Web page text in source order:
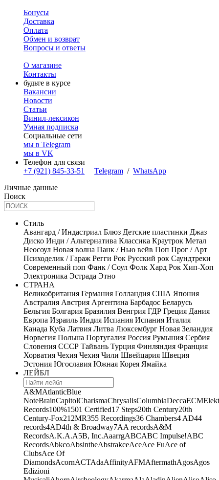
Бонусы
Доставка
Оплата
Обмен и возврат
Вопросы и ответы
О магазине
Контакты
будьте в курсе
Вакансии
Новости
Статьи
Винил-лексикон
Умная подписка
Социальные сети
мы в Telegram
мы в VK
Телефон для связи
+7 (921) 845-33-51
Telegram / WhatsApp
Личные данные
Поиск
Стиль
Авангард / Индастриал Блюз Детские пластинки Джаз
Диско Инди / Альтернатива Классика Краутрок Метал
Неосоул Новая волна Панк / Нью вейв Поп Прог / Арт
Психоделик / Гараж Регги Рок Русский рок Саундтреки
Современный поп Фанк / Соул Фолк Хард Рок Хип-Хоп
Электроника Эстрада Этно
СТРАНА
Великобритания Германия Голландия США Япония
Австралия Австрия Аргентина Барбадос Беларусь
Бельгия Болгария Бразилия Венгрия ГДР Греция Дания
Европа Израиль Индия Испания Испания Италия
Канада Куба Латвия Литва Люксембург Новая Зеландия
Норвегия Польша Португалия Россия Румыния Сербия
Словения СССР Тайвань Турция Финляндия Франция
Хорватия Чехия Чехия Чили Швейцария Швеция
Эстония Югославия Южная Корея Ямайка
ЛЕЙБЛ
A&MAtlanticBlue
NoteBrainCapitolCharismaChrysalisColumbiaDeccaECM
Records100%1501 Certified17 Steps20th Century20th
Century-Fox21 2MR355 Recordings36 Chambers4 AD44
records4AD4th & Broadway7AA recordsA&M
RecordsA.K.A.A5B, Inc.AaarrgABCABC Impulse!ABC
RecordsAbkcoAbsintheAbstrakceAceAce FuAce of
ClubsAce Of
DiamondsAcornACTAdaAffinityAFMAftermathAgosAgos
Edizioni